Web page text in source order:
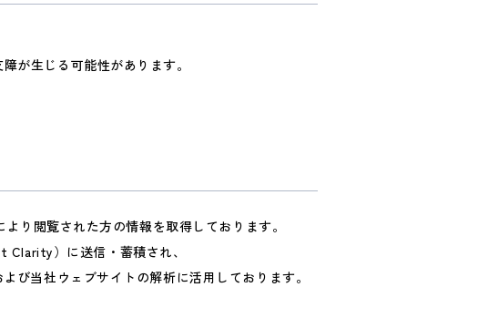
が生じる可能性があります。
り閲覧された方の情報を取得しております。
）に送信・蓄積され、
び当社ウェブサイトの解析に活用しております。